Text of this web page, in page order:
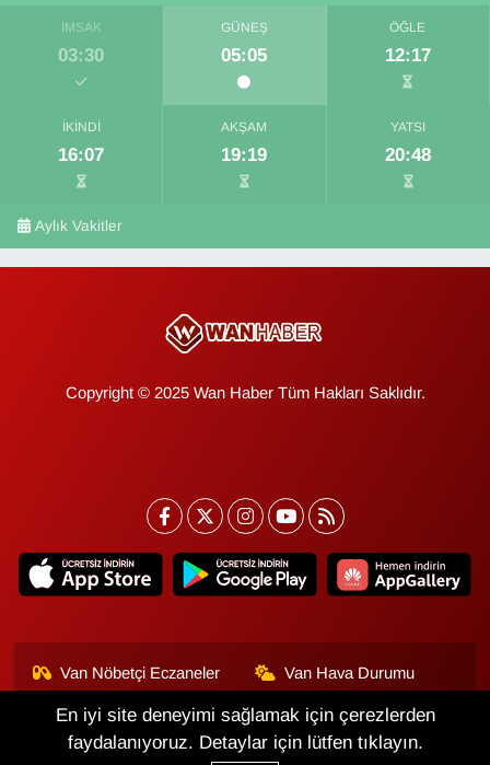
İMSAK
03:30
GÜNEŞ
05:05
ÖĞLE
12:17
İKINDI
16:07
AKŞAM
19:19
YATSI
20:48
Aylık Vakitler
Copyright © 2025 Wan Haber Tüm Hakları Saklıdır.
Van Nöbetçi Eczaneler Van Hava Durumu
Van Namaz Vakitleri
Van Trafik Yoğunluk
Haritası
En iyi site deneyimi sağlamak için çerezlerden
faydalanıyoruz. Detaylar için lütfen tıklayın.